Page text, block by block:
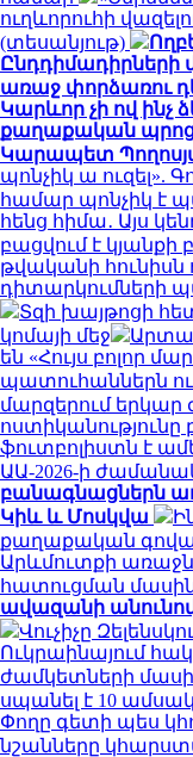
ուղևորուհի
(տեսանյութ)
Ընդդիմադիրների
առաջ փորձառու
Կարևոր չի ով ինչ
քաղաքական
Կարապետ
պոնչիկ ա ուզել».
համար պոնչիկ է
հենց հիմա․ Այս
բացվում է կյանքի
թվականի հունիսն
դիտարկումների
Տզի խայթոցի
կոմայի մեջ
են «Հույս բոլոր
պատուհաններն ու
մարզերում երկար
ոստիկանությունը
ֆուտբոլիստն է
ԱԱ-2026-ի
բանագնացներն
Կիև և Մոսկվա
քաղաքական
Արևմուտքի
հատուցման
ավազանի անունով
Վուչիչը
Ուկրաինայում
ժամկետների
սպանել է 10
Փողը գետի պես
նշանները